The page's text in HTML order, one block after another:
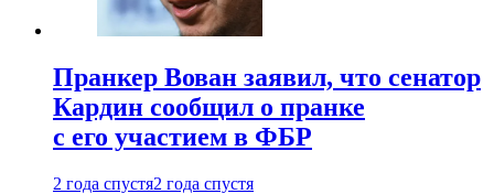
Пранкер Вован заявил, что сенатор
Кардин сообщил о пранке
с его участием в ФБР
2 года спустя2 года спустя